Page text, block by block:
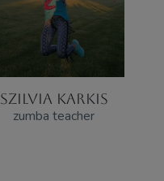
SZILVIA KARKIS
zumba teacher